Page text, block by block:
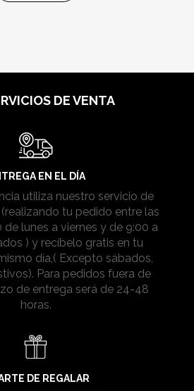
DE VENTA
EN EL DÍA
utiliza nuestro servicio de
tu pedido entre las
de lunes a viernes y de 9:00 a
) y recíbelo gratis en tu
día,( Excepto sábados,
Para pedidos fuera de
de entrega será de 24-48
horas.
DE REGALAR